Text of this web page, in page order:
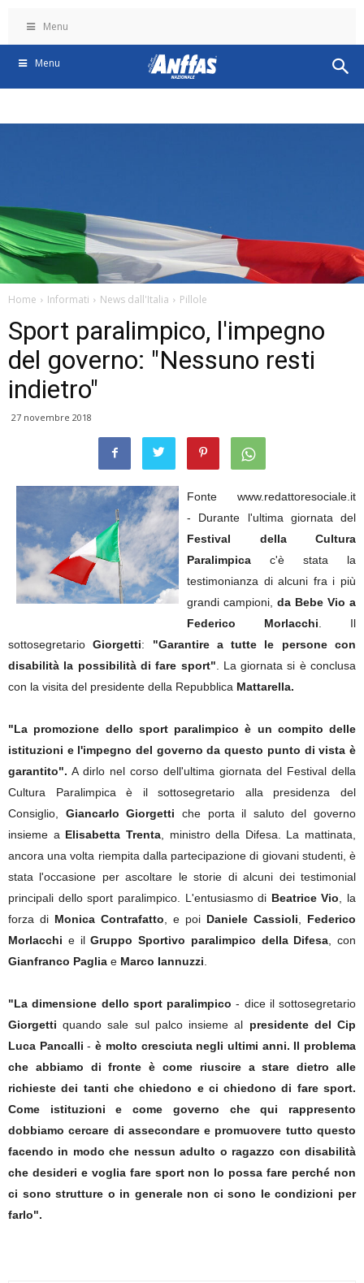
Menu
Menu
Home Informati News dall'Italia Pillole
Sport paralimpico, l'impegno
del governo: "Nessuno resti
indietro"
27 novembre 2018
Fonte www.redattoresociale.it
- Durante l'ultima giornata del
Festival della Cultura
Paralimpica c'è stata la
testimonianza di alcuni fra i più
grandi campioni, da Bebe Vio a
Federico Morlacchi . Il
sottosegretarioGiorgetti: "Garantire a tutte le persone con
disabilità la possibilità di fare sport" . La giornata si è conclusa
con la visita del presidente della Repubblica Mattarella.
"La promozione dello sport paralimpico è un compito delle
istituzioni e l'impegno del governo da questo punto di vista è
garantito". A dirlo nel corso dell'ultima giornata del Festival della
Cultura Paralimpica è il sottosegretario alla presidenza del
Consiglio, Giancarlo Giorgetti che porta il saluto del governo
insieme a Elisabetta Trenta, ministro della Difesa. La mattinata,
ancora una volta riempita dalla partecipazione di giovani studenti, è
stata l'occasione per ascoltare le storie di alcuni dei testimonial
principali dello sport paralimpico. L'entusiasmo di Beatrice Vio , la
forza di Monica Contrafatto , e poi Daniele Cassioli
Federico
Morlacchi e ilGruppo Sportivo paralimpico della Difesa , con
Gianfranco Paglia e Marco Iannuzzi
"La dimensione dello sport paralimpico - dice il sottosegretario
Giorgettiquando sale sul palco insieme al presidente del Cip
Luca Pancalli - è molto cresciuta negli ultimi anni. Il problema
che abbiamo di fronte è come riuscire a stare dietro alle
richieste dei tanti che chiedono e ci chiedono di fare sport.
Come istituzioni e come governo che qui rappresento
dobbiamo cercare di assecondare e promuovere tutto questo
facendo in modo che nessun adulto o ragazzo con disabilità
che desideri e voglia fare sport non lo possa fare perché non
ci sono strutture o in generale non ci sono le condizioni per
farlo".